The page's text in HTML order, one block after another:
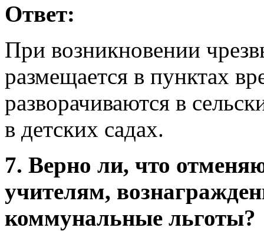
Ответ:
При возникновении
размещается в пунктах
разворачиваются в
в детских садах.
7. Верно ли, что
учителям,
коммунальные льготы?